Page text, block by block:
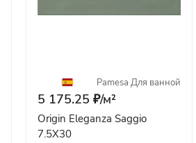
Pamesa·Для ванной
5 175.25 ₽/м²
Origin Eleganza Saggio
7.5X30